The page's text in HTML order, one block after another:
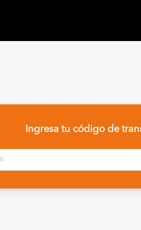
Ingresa tu código de